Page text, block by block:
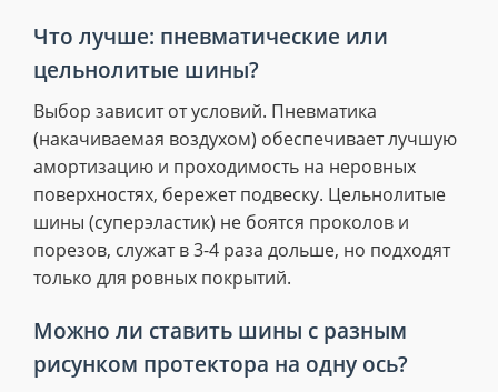
Что лучше: пневматические или
цельнолитые шины?
Выбор зависит от условий. Пневматика
(накачиваемая воздухом) обеспечивает лучшую
амортизацию и проходимость на неровных
поверхностях, бережет подвеску. Цельнолитые
шины (суперэластик) не боятся проколов и
порезов, служат в 3-4 раза дольше, но подходят
только для ровных покрытий.
Можно ли ставить шины с разным
рисунком протектора на одну ось?